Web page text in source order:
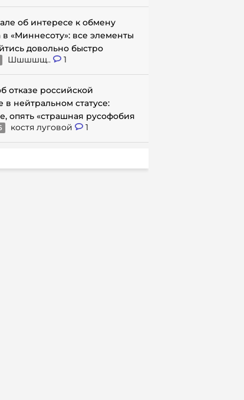
об интересе к обмену
«Миннесоту»: все элементы
довольно быстро
Шшшшщ.. 1
отказе российской
нейтральном статусе:
опять «страшная русофобия
костя луговой 1